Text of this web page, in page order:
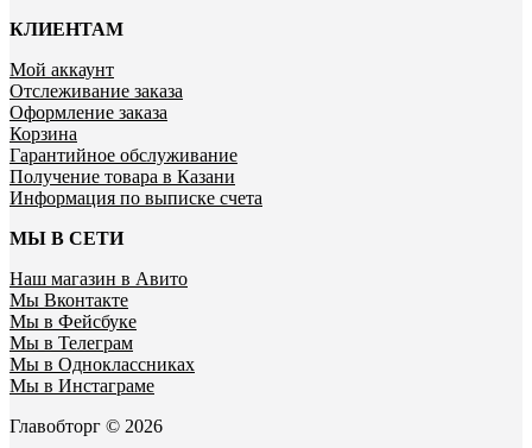
КЛИЕНТАМ
Мой аккаунт
Отслеживание заказа
Оформление заказа
Корзина
Гарантийное обслуживание
Получение товара в Казани
Информация по выписке счета
МЫ В СЕТИ
Наш магазин в Авито
Мы Вконтакте
Мы в Фейсбуке
Мы в Телеграм
Мы в Одноклассниках
Мы в Инстаграме
Главобторг © 2026